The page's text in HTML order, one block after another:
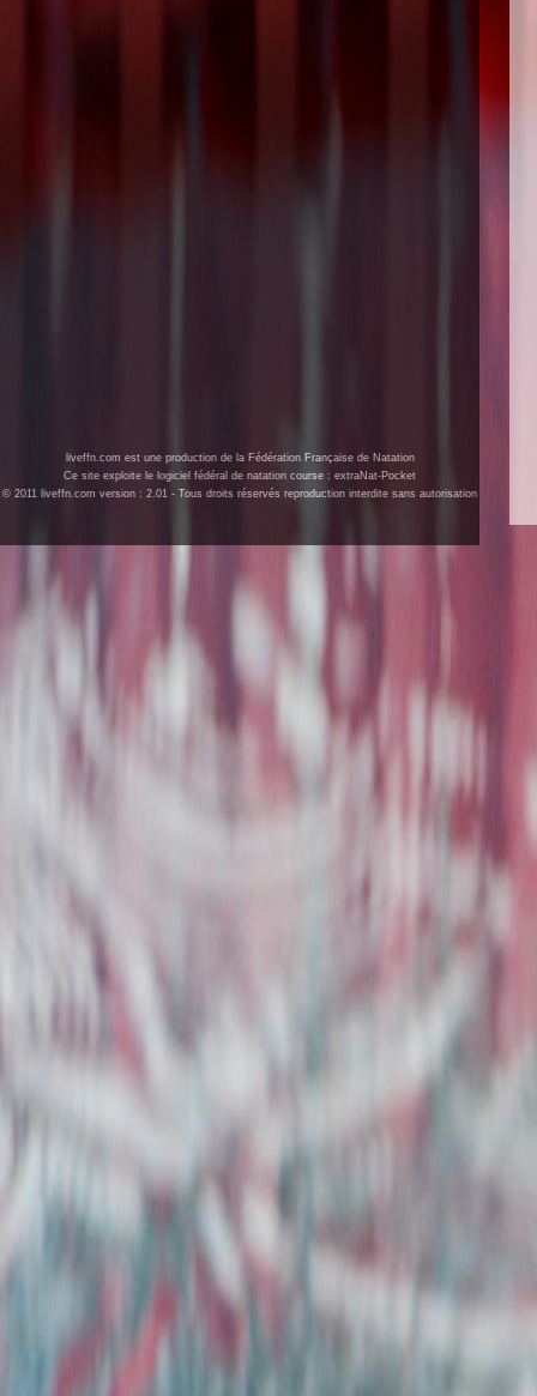
liveffn.com est une production de la Fédération Française de Natation
Ce site exploite le logiciel fédéral de natation course : extraNat-Pocket
© 2011 liveffn.com version : 2.01 - Tous droits réservés reproduction interdite sans autorisation